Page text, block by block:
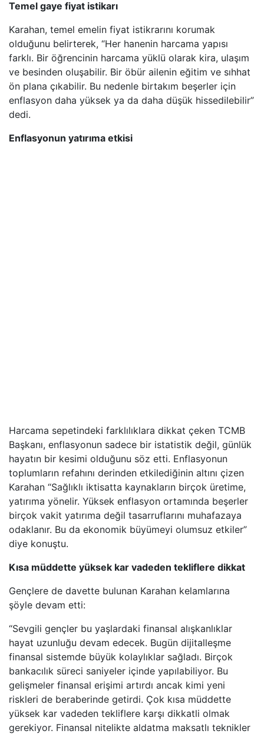
Temel gaye fiyat istikarı
Karahan, temel emelin fiyat istikrarını korumak
olduğunu belirterek, “Her hanenin harcama yapısı
farklı. Bir öğrencinin harcama yüklü olarak kira, ulaşım
ve besinden oluşabilir. Bir öbür ailenin eğitim ve sıhhat
ön plana çıkabilir. Bu nedenle birtakım beşerler için
enflasyon daha yüksek ya da daha düşük hissedilebilir”
dedi.
Enflasyonun yatırıma etkisi
Harcama sepetindeki farklılıklara dikkat çeken TCMB
Başkanı, enflasyonun sadece bir istatistik değil, günlük
hayatın bir kesimi olduğunu söz etti. Enflasyonun
toplumların refahını derinden etkilediğinin altını çizen
Karahan “Sağlıklı iktisatta kaynakların birçok üretime,
yatırıma yönelir. Yüksek enflasyon ortamında beşerler
birçok vakit yatırıma değil tasarruflarını muhafazaya
odaklanır. Bu da ekonomik büyümeyi olumsuz etkiler”
diye konuştu.
Kısa müddette yüksek kar vadeden tekliflere dikkat
Gençlere de davette bulunan Karahan kelamlarına
şöyle devam etti:
“Sevgili gençler bu yaşlardaki finansal alışkanlıklar
hayat uzunluğu devam edecek. Bugün dijitalleşme
finansal sistemde büyük kolaylıklar sağladı. Birçok
bankacılık süreci saniyeler içinde yapılabiliyor. Bu
gelişmeler finansal erişimi artırdı ancak kimi yeni
riskleri de beraberinde getirdi. Çok kısa müddette
yüksek kar vadeden tekliflere karşı dikkatli olmak
gerekiyor. Finansal nitelikte aldatma maksatlı teknikler